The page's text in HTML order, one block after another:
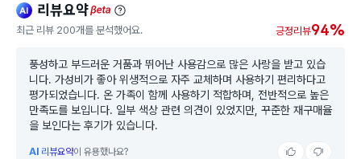
ai 리뷰요약beta
최근 리뷰 200개를 분석했어요. 긍정리뷰94%
풍성하고 부드러운 거품과 뛰어난 사용감으로 많은 사랑을 받고 있습
니다. 가성비가 좋아 위생적으로 자주 교체하며 사용하기 편리하다고
평가되었습니다. 온 가족이 함께 사용하기 적합하며, 전반적으로 높은
만족도를 보입니다. 일부 색상 관련 의견이 있었지만, 꾸준한 재구매율
을 보인다는 후기가 있습니다.
AI 리뷰요약이 유용했나요?